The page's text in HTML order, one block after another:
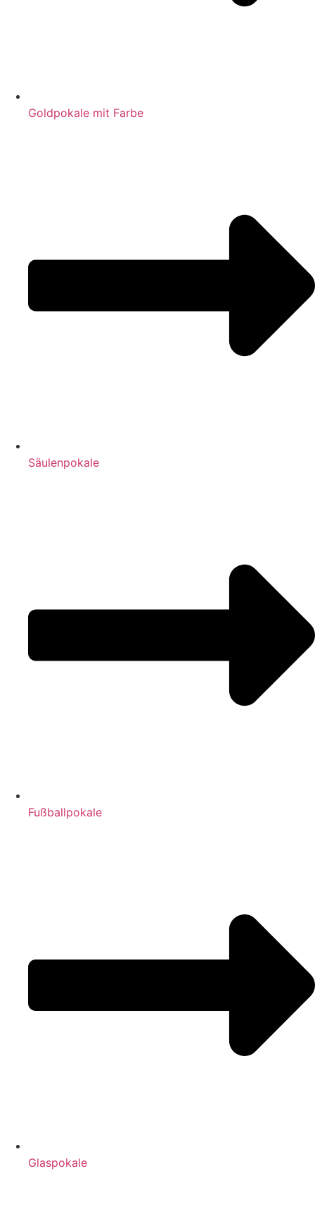
Goldpokale mit Farbe
Säulenpokale
Fußballpokale
Glaspokale